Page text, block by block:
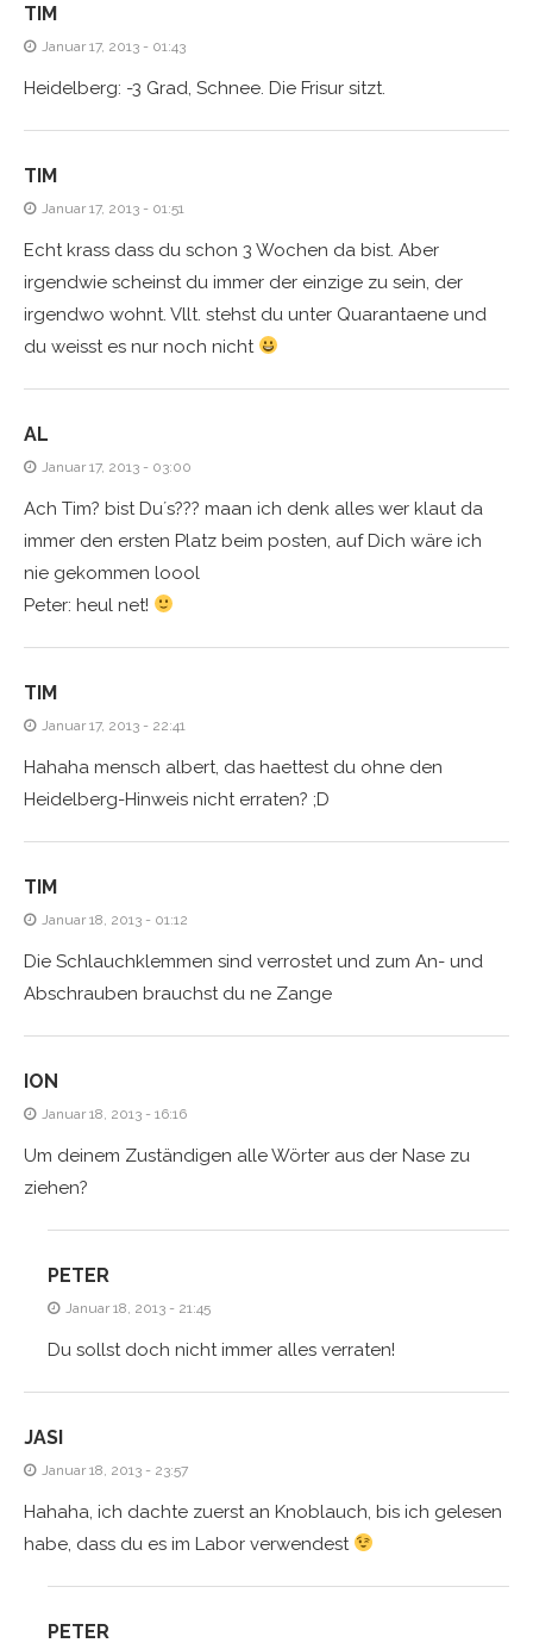
TIM
Januar 17, 2013 - 01:43
Heidelberg: -3 Grad, Schnee. Die Frisur sitzt.
TIM
Januar 17, 2013 - 01:51
Echt krass dass du schon 3 Wochen da bist. Aber
irgendwie scheinst du immer der einzige zu sein, der
irgendwo wohnt. Vllt. stehst du unter Quarantaene und
du weisst es nur noch nicht
AL
Januar 17, 2013 - 03:00
Ach Tim? bist Du´s??? maan ich denk alles wer klaut da
immer den ersten Platz beim posten, auf Dich wäre ich
nie gekommen loool
Peter: heul net!
TIM
Januar 17, 2013 - 22:41
Hahaha mensch albert, das haettest du ohne den
Heidelberg-Hinweis nicht erraten? ;D
TIM
Januar 18, 2013 - 01:12
Die Schlauchklemmen sind verrostet und zum An- und
Abschrauben brauchst du ne Zange
ION
Januar 18, 2013 - 16:16
Um deinem Zuständigen alle Wörter aus der Nase zu
ziehen?
PETER
Januar 18, 2013 - 21:45
Du sollst doch nicht immer alles verraten!
JASI
Januar 18, 2013 - 23:57
Hahaha, ich dachte zuerst an Knoblauch, bis ich gelesen
habe, dass du es im Labor verwendest
PETER